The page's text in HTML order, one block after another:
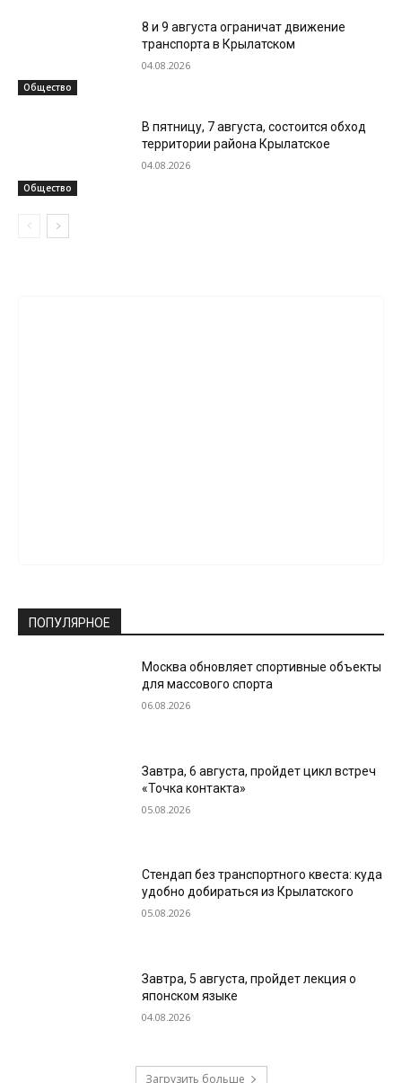
Общество
8 и 9 августа ограничат движение
транспорта в Крылатском
04.08.2026
Общество
В пятницу, 7 августа, состоится обход
территории района Крылатское
04.08.2026
ПОПУЛЯРНОЕ
Москва обновляет спортивные объекты
для массового спорта
06.08.2026
Завтра, 6 августа, пройдет цикл встреч
«Точка контакта»
05.08.2026
Стендап без транспортного квеста: куда
удобно добираться из Крылатского
05.08.2026
Завтра, 5 августа, пройдет лекция о
японском языке
04.08.2026
Загрузить больше